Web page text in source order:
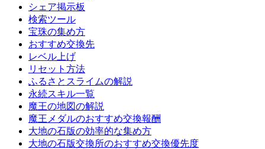
シェア掲示板
検索ツール
宝珠の集め方
おすすめ交換先
レベル上げ
リセット方法
ふるさとスライムの解説
永続スキル一覧
魔王の地図の解説
魔王メダルのおすすめ交換報酬
大地の石版の効率的な集め方
大地の石版交換所のおすすめ交換優先度